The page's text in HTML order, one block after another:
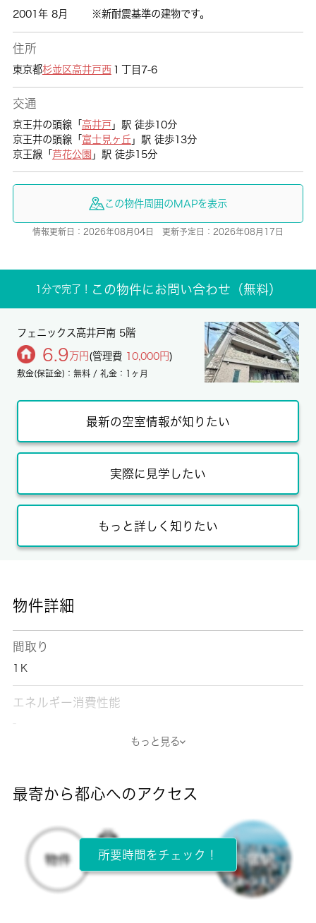
2001年 8月 ※新耐震基準の建物です。
住所
東京都杉並区高井戸西１丁目7-6
交通
京王井の頭線「 高井戸 」駅 徒歩10分
京王井の頭線「 富士見ヶ丘 」駅 徒歩13分
京王線「 芦花公園 」駅 徒歩15分
この物件周囲のMAPを表示
情報更新日：2026年08月04日 更新予定日：2026年08月17日
1分で完了！ この物件にお問い合わせ（無料）
フェニックス高井戸南 5階
6.9 万円 (管理費 10,000円)
敷金(保証金)：無料 / 礼金：1ヶ月
最新の空室情報が知りたい
実際に見学したい
もっと詳しく知りたい
物件詳細
間取り
1Ｋ
エネルギー消費性能
-
所在階
5階 / 6階建
もっと見る
最寄から都心へのアクセス
所要時間をチェック！